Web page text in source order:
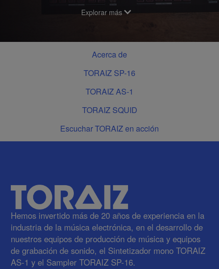
Explorar más
Acerca de
TORAIZ SP-16
TORAIZ AS-1
TORAIZ SQUID
Escuchar TORAIZ en acción
Hemos invertido más de 20 años de experiencia en la
industria de la música electrónica, en el desarrollo de
nuestros equipos de producción de música y equipos
de grabación de sonido, el Sintetizador mono TORAIZ
AS-1 y el Sampler TORAIZ SP-16.